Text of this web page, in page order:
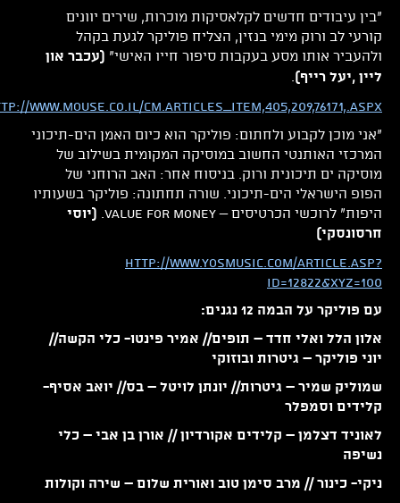
"בין עיבודים חדשים לקלאסיקות מוכרות, שירים יוונים
קורעי לב ורוק מימי בנזין, הצליח פוליקר לגעת בקהל
ולהעביר אותו מסע בעקבות סיפור חייו האישי" (עכבר און
ליין ,יעל רייף).
www.mouse.co.il/CM.articles_item,405,209,76171,.aspx
"אני מוכן לקבוע ולחתום: פוליקר הוא כיום האמן הים-תיכוני
המרכזי האותנטי החשוב במוסיקה המקומית בשילוב של
מוסיקה ים תיכונית ורוק. בניסוח אחר: האב הרוחני של
הפופ הישראלי הים-תיכוני. שורה תחתונה: פוליקר בשעותיו
היפות" לרוכשי הכרטיסים – Value For Money.
(יוסי
חרסונסקי)
http://www.yosmusic.com/article.asp?
id=12822&xyz=100
עם פוליקר על הבמה 12 נגנים:
אלון הלל ואלי חדד – תופים// אמיר פינטו- כלי הקשה//
יוני פוליקר – גיטרות ובוזוקי
שמוליק שמיר – גיטרות// יונתן לויטל – בס// יואב אסיף-
קלידים וסמפלר
לאוניד דצלמן – קלידים אקורדיון // אורן בן אבי – כלי
נשיפה
ניקי- כינור // מרב סימן טוב ואורית שלום – שירה וקולות